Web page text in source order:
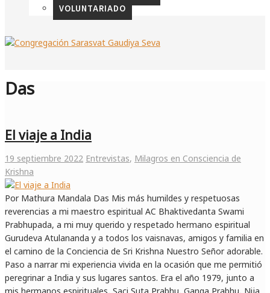
VOLUNTARIADO
Das
El viaje a India
19 septiembre 2022 Entrevistas, Milagros en Consciencia de
Krishna
Por Mathura Mandala Das Mis más humildes y respetuosas
reverencias a mi maestro espiritual AC Bhaktivedanta Swami
Prabhupada, a mi muy querido y respetado hermano espiritual
Gurudeva Atulananda y a todos los vaisnavas, amigos y familia en
el camino de la Conciencia de Sri Krishna Nuestro Señor adorable.
Paso a narrar mi experiencia vivida en la ocasión que me permitió
peregrinar a India y sus lugares santos. Era el año 1979, junto a